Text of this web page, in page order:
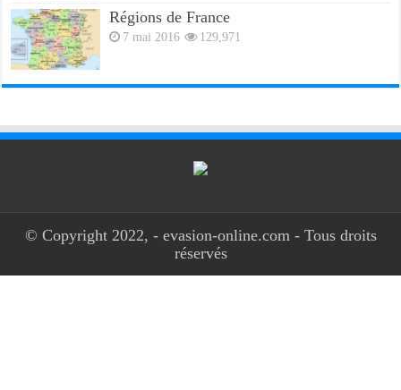
Régions de France
7 mai 2016 129,971
© Copyright 2022, - evasion-online.com - Tous droits
réservés